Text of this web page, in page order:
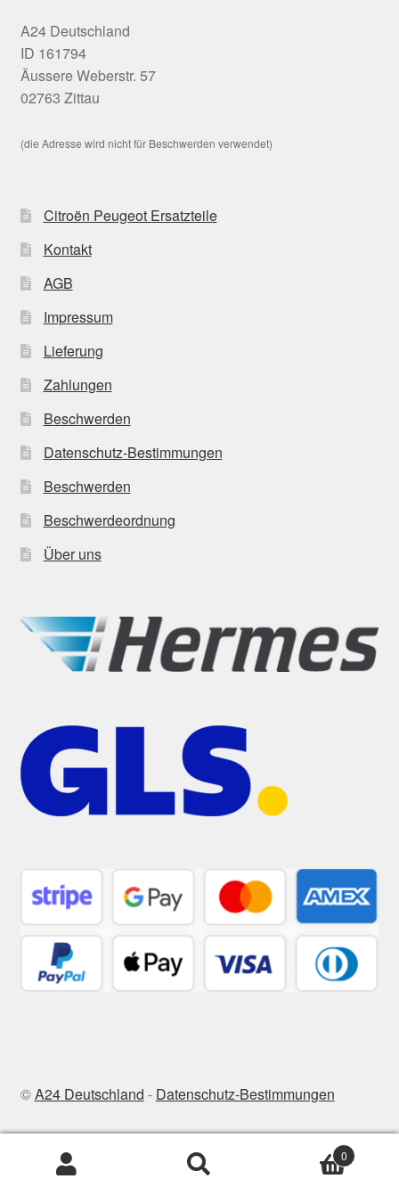
A24 Deutschland
ID 161794
Äussere Weberstr. 57
02763 Zittau
(die Adresse wird nicht für Beschwerden verwendet)
Citroën Peugeot Ersatzteile
Kontakt
AGB
Impressum
Lieferung
Zahlungen
Beschwerden
Datenschutz-Bestimmungen
Beschwerden
Beschwerdeordnung
Über uns
©A24 Deutschland - Datenschutz-Bestimmungen
Suchen
0